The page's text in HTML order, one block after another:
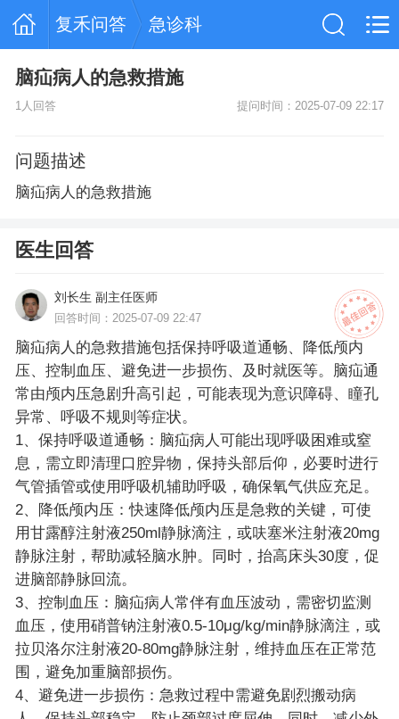
复禾问答 急诊科
脑疝病人的急救措施
1人回答 提问时间：2025-07-09 22:17
问题描述
脑疝病人的急救措施
医生回答
刘长生 副主任医师
回答时间：2025-07-09 22:47
脑疝病人的急救措施包括保持呼吸道通畅、降低颅内
压、控制血压、避免进一步损伤、及时就医等。脑疝通
常由颅内压急剧升高引起，可能表现为意识障碍、瞳孔
异常、呼吸不规则等症状。
1、保持呼吸道通畅：脑疝病人可能出现呼吸困难或窒
息，需立即清理口腔异物，保持头部后仰，必要时进行
气管插管或使用呼吸机辅助呼吸，确保氧气供应充足。
2、降低颅内压：快速降低颅内压是急救的关键，可使
用甘露醇注射液250ml静脉滴注，或呋塞米注射液20mg
静脉注射，帮助减轻脑水肿。同时，抬高床头30度，促
进脑部静脉回流。
3、控制血压：脑疝病人常伴有血压波动，需密切监测
血压，使用硝普钠注射液0.5-10μg/kg/min静脉滴注，或
拉贝洛尔注射液20-80mg静脉注射，维持血压在正常范
围，避免加重脑部损伤。
4、避免进一步损伤：急救过程中需避免剧烈搬动病